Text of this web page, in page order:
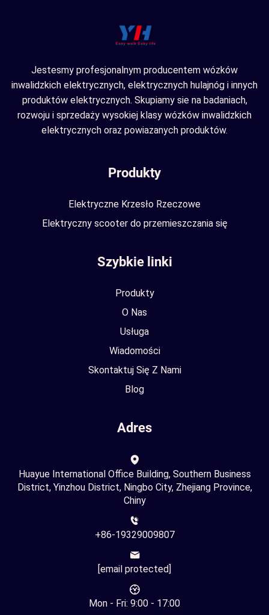
Jestesmy profesjonalnym producentem wózków
inwalidzkich elektrycznych, elektrycznych hulajnóg i innych
produktów elektrycznych. Skupiamy sie na badaniach,
rozwoju i sprzedaży wysokiej klasy wózków inwalidzkich
elektrycznych oraz powiazanych produktów.
Produkty
Elektryczne Krzesło Rzeczowe
Elektryczny scooter do przemieszczania się
Szybkie linki
Produkty
O Nas
Usługa
Wiadomości
Skontaktuj Się Z Nami
Blog
Adres
Huayue International Office Building, Southern Business
District, Yinzhou District, Ningbo City, Zhejiang Province,
Chiny
+86-19329009807
[email protected]
Mon - Fri: 9:00 - 17:00